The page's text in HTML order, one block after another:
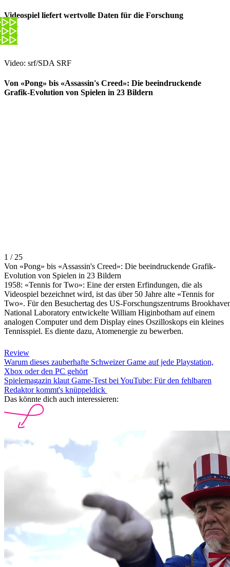
Videospiel liefert wertvolle Daten für die Forschung
Video: srf/SDA SRF
Von «Pong» bis «Assassin's Creed»: Die beeindruckende
Grafik-Evolution von Spielen in 23 Bildern
1 / 25
Von «Pong» bis «Assassin's Creed»: Die beeindruckende Grafik-
Evolution von Spielen in 23 Bildern
1958: «Tennis for Two»: Eine der ersten Erfindungen, die als
Videospiel bezeichnet wird, ist das über 50 Jahre alte «Tennis for
Two». Für den Besuchertag des US-Forschungszentrums
National Laboratory entwickelte William Higinbotham auf einem
analogen Computer und dem Display eines Oszilloskops ein kleines
Tennisspiel. Es diente dazu, Atomenergie zu bewerben.
Review
Warum dieses zauberhafte Schweizer Game auf jede Playstation,
Xbox oder den PC gehört
Spielemagazin klaut Game-Test bei YouTube: Für den fehlbaren
Redaktor kommt's knüppeldick
Das könnte dich auch interessieren: